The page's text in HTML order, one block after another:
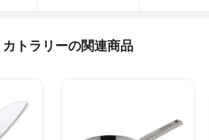
トラリーの関連商品